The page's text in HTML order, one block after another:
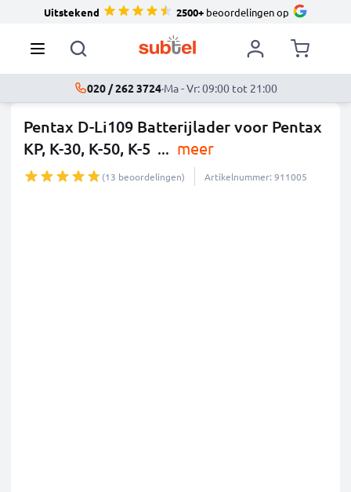
Uitstekend 2500+beoordelingen op
020 / 262 3724·Ma - Vr: 09:00 tot 21:00
Pentax D-Li109 Batterijlader voor Pentax
KP, K-30, K-50, K-5 ... meer
(13 beoordelingen) Artikelnummer: 911005